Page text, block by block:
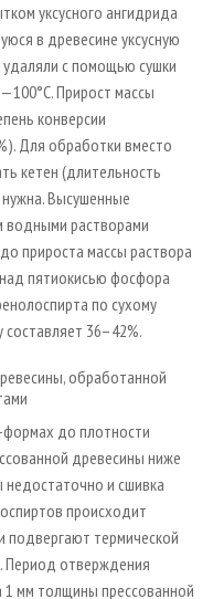
уксусного ангидрида
в древесине уксусную
удаляли с помощью сушки
Прирост массы
конверсии
Для обработки вместо
кетен (длительность
Высушенные
водными растворами
прироста массы раствора
пятиокисью фосфора
по сухому
составляет 36–42%.
обработанной
формах до плотности
древесины ниже
и сшивка
происходит
подвергают термической
Период отверждения
мм толщины прессованной